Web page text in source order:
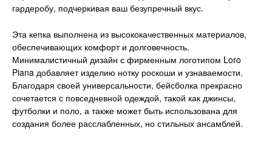
гардеробу, подчеркивая ваш безупречный вкус.
Эта кепка выполнена из высококачественных материалов,
обеспечивающих комфорт и долговечность.
Минималистичный дизайн с фирменным логотипом Loro
Piana добавляет изделию нотку роскоши и узнаваемости.
Благодаря своей универсальности, бейсболка прекрасно
сочетается с повседневной одеждой, такой как джинсы,
футболки и поло, а также может быть использована для
создания более расслабленных, но стильных ансамблей.